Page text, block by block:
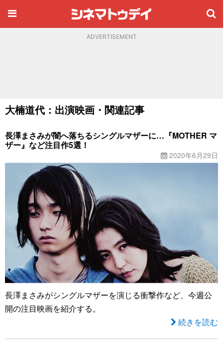
ADVERTISEMENT
大楠道代：出演映画・関連記事
長澤まさみが闇へ落ちるシングルマザーに…『MOTHER マ
ザー』など注目作5選！
2020年6月29日
長澤まさみがシングルマザーを演じる衝撃作など、今週公
開の注目映画を紹介する。
続きを読む